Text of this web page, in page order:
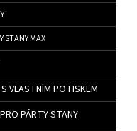
STANY MAX
VLASTNÍM POTISKEM
PÁRTY STANY